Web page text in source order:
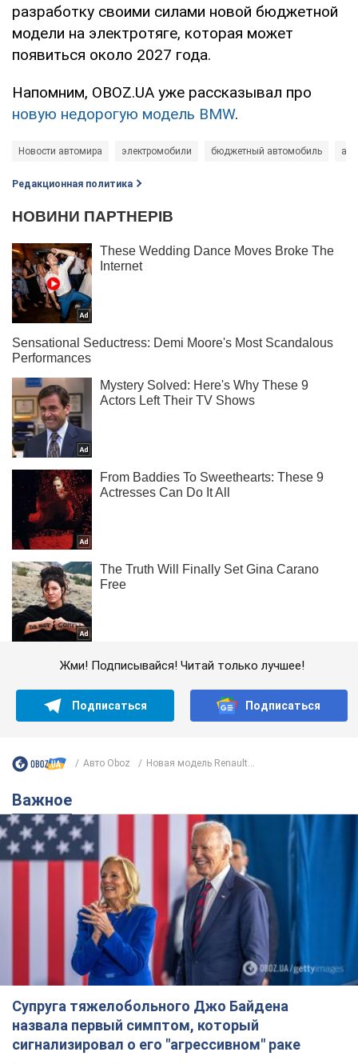
разработку своими силами новой бюджетной
модели на электротяге, которая может
появиться около 2027 года.
Напомним, OBOZ.UA уже рассказывал про
новую недорогую модель BMW.
Новости автомира электромобили бюджетный автомобиль
Редакционная политика
Жми! Подписывайся! Читай только лучшее!
Подписаться Подписаться
Авто Oboz Новая модель Renault...
Важное
Супруга тяжелобольного Джо Байдена
назвала первый симптом, который
сигнализировал о его "агрессивном" раке